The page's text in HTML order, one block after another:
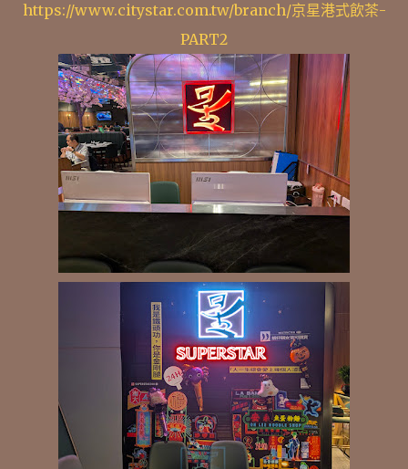
https://www.citystar.com.tw/branch/京星港式飲茶-
PART2